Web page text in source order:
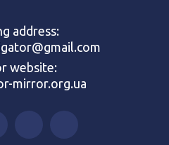
address:
website:
mirror.org.ua